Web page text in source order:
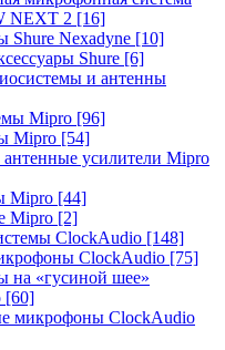
NEXT 2 [16]
Nexadyne [10]
Shure [6]
и антенны
Mipro [96]
Mipro [54]
усилители Mipro
Mipro [44]
Mipro [2]
ClockAudio [148]
ClockAudio [75]
на «гусиной шее»
[60]
микрофоны ClockAudio